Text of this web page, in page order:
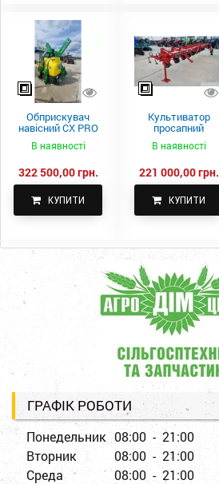
Обприскувач
навісний CX PRO
В наявності
322 500,00 грн.
КУПИТИ
Культиватор
просапний
КПН-5,6-05
В наявності
221 000,00 грн.
КУПИТИ
ГРАФІК РОБОТИ
Понедельник 08:00 - 21:00
Вторник
08:00 - 21:00
Среда
08:00 - 21:00